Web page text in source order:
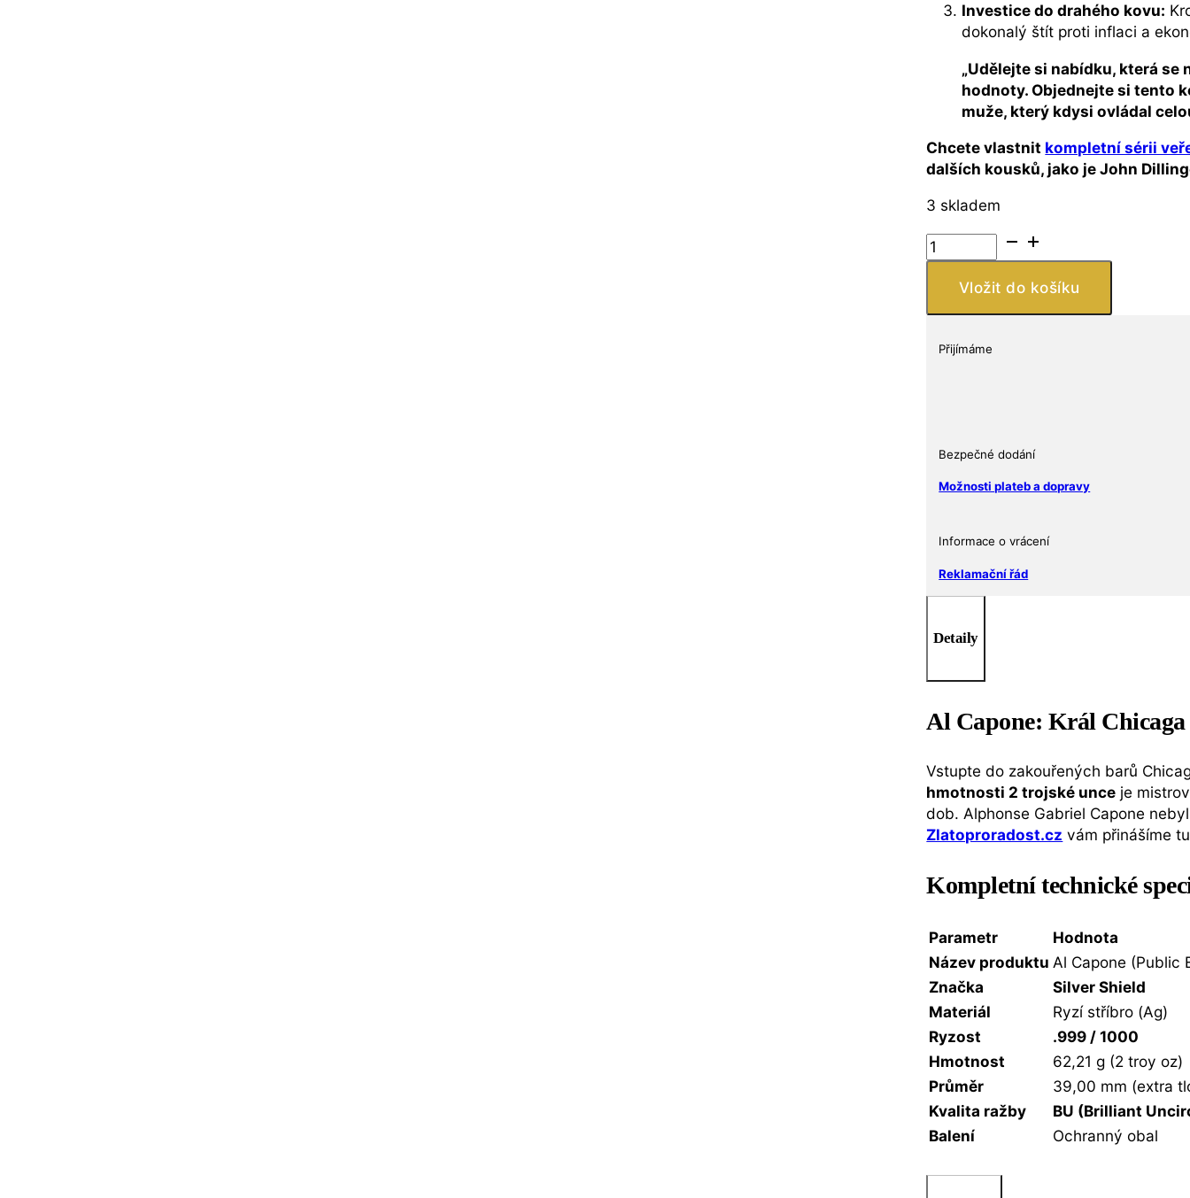
Investice do drahého kovu:
dokonalý štít proti inflaci a
„Udělejte si nabídku, která se
hodnoty. Objednejte si tento
muže, který kdysi ovládal
Chcete vlastnit kompletní sérii
dalších kousků, jako je John
3 skladem
Stříbrná
mince
oz
Silver
Ag
množství
Vložit do košíku
Přijímáme
Bezpečné dodání
Možnosti plateb a dopravy
Informace o vrácení
Reklamační řád
Detaily
Al Capone: Král
Vstupte do zakouřených barů
hmotnosti 2 trojské unce je
dob. Alphonse Gabriel Capone
Zlatoproradost.cz vám přinášíme
Kompletní technické
Parametr
Hodnota
Název produktu Al Capone (Public
Značka
Silver Shield
Materiál
Ryzí stříbro (Ag)
Ryzost
.999 / 1000
Hmotnost
62,21 g (2 troy oz)
Průměr
39,00 mm (extra
Kvalita ražby
BU (Brilliant
Balení
Ochranný obal